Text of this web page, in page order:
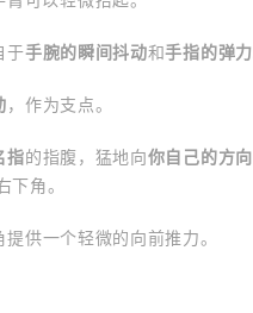
于手腕的瞬间抖动和手指的弹力
，作为支点。
指的指腹，猛地向你自己的方向
下角。
提供一个轻微的向前推力。